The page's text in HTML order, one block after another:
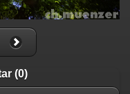
(0)